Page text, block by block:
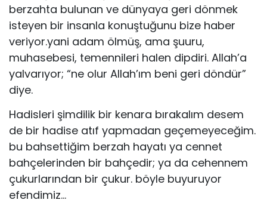
berzahta bulunan ve dünyaya geri dönmek
isteyen bir insanla konuştuğunu bize haber
veriyor.yani adam ölmüş, ama şuuru,
muhasebesi, temennileri halen dipdiri. Allah’a
yalvarıyor; “ne olur Allah’ım beni geri döndür”
diye.
Hadisleri şimdilik bir kenara bırakalım desem
de bir hadise atıf yapmadan geçemeyeceğim.
bu bahsettiğim berzah hayatı ya cennet
bahçelerinden bir bahçedir; ya da cehennem
çukurlarından bir çukur. böyle buyuruyor
efendimiz…